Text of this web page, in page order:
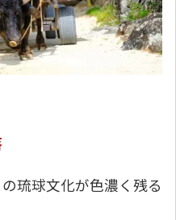
琉球文化が色濃く残る